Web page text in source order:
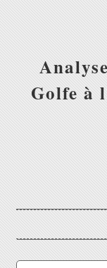
Golfe à